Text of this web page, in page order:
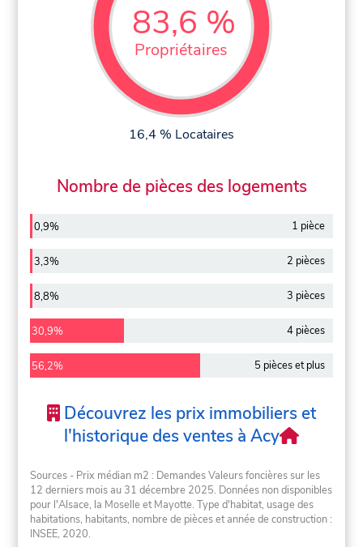
83,6 %
Propriétaires
16,4 % Locataires
Nombre de pièces des logements
0,9% 1 pièce
3,3% 2 pièces
8,8% 3 pièces
30,9% 4 pièces
56,2% 5 pièces et plus
Découvrez les prix immobiliers et
l'historique des ventes à Acy
Sources - Prix médian m2 : Demandes Valeurs foncières sur les
12 derniers mois au 31 décembre 2025. Données non disponibles
pour l'Alsace, la Moselle et Mayotte. Type d'habitat, usage des
habitations, habitants, nombre de pièces et année de construction :
INSEE, 2020.